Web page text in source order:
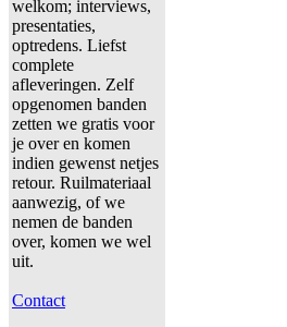
welkom; interviews,
presentaties,
optredens. Liefst
complete
afleveringen. Zelf
opgenomen banden
zetten we gratis voor
je over en komen
indien gewenst netjes
retour. Ruilmateriaal
aanwezig, of we
nemen de banden
over, komen we wel
uit.
Contact